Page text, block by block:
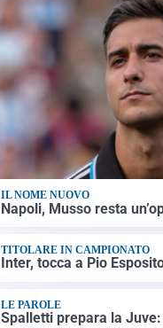
IL NOME NUOVO
Napoli, Musso resta
TITOLARE IN CAMPIONATO
Inter, tocca a Pio
LE PAROLE
Spalletti prepara la Juve: